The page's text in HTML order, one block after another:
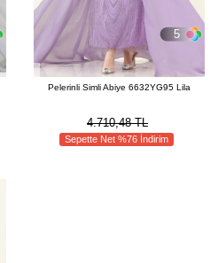
5
Pelerinli Simli Abiye 6632YG95 Lila
4.710,48 TL
Sepette Net %76 İndirim